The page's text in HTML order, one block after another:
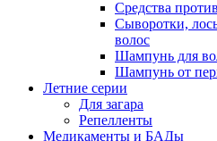
Средства
Сыворотки,
волос
Шампунь для
Шампунь от
Летние серии
Для загара
Репелленты
Медикаменты и БАДы